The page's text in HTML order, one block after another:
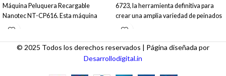
Máquina Peluquera Recargable
Nanotec NT-CP616. Esta máquina
ofrece un diseño ergonómico, cuchillas
longitud para adaptarse a diferentes
estilos y necesidades. Olvídate de las
6723, la herramienta definitiva para
crear una amplia variedad de peinados
con un solo dispositivo. Este set de
funciones en un solo aparato,
permitiéndote rizar, ondular, alisar, dar
© 2025 Todos los derechos reservados | Página diseñada por
Desarrollodigital.in